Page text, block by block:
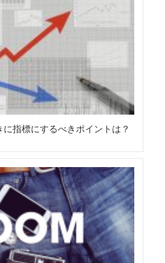
指標にするべきポイントは？